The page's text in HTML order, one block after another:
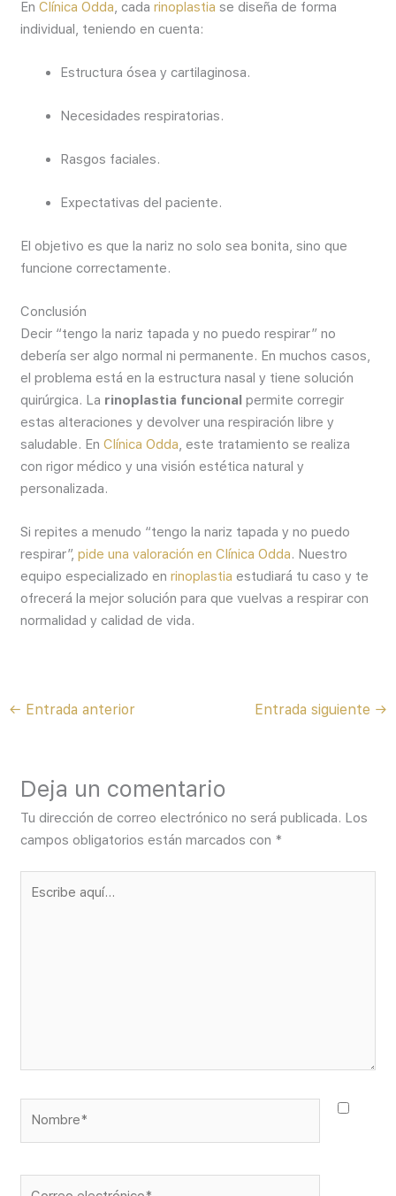
EnClínica Odda, cadarinoplastia se diseña de forma
individual, teniendo en cuenta:
Estructura ósea y cartilaginosa.
Necesidades respiratorias.
Rasgos faciales.
Expectativas del paciente.
El objetivo es que la nariz no solo sea bonita, sino que
funcione correctamente.
Conclusión
Decir “tengo la nariz tapada y no puedo respirar” no
debería ser algo normal ni permanente. En muchos casos,
el problema está en la estructura nasal y tiene solución
quirúrgica. La rinoplastia funcional permite corregir
estas alteraciones y devolver una respiración libre y
saludable. EnClínica Odda, este tratamiento se realiza
con rigor médico y una visión estética natural y
personalizada.
Si repites a menudo “tengo la nariz tapada y no puedo
respirar”,pide una valoración en Clínica Odda. Nuestro
equipo especializado enrinoplastia estudiará tu caso y te
ofrecerá la mejor solución para que vuelvas a respirar con
normalidad y calidad de vida.
← Entrada anterior Entrada siguiente →
Deja un comentario
Tu dirección de correo electrónico no será publicada. Los
campos obligatorios están marcados con *